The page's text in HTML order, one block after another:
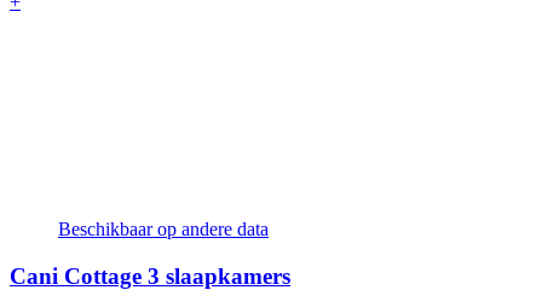
Beschikbaar op andere data
Cani Cottage 3 slaapkamers